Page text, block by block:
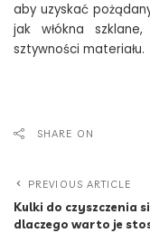
aby uzyskać
jak włókna
sztywności materiału.
SHARE ON
PREVIOUS ARTICLE
Kulki do czyszczenia
dlaczego warto je